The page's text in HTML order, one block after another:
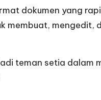
dokumen yang
membuat, mengedit,
teman setia dalam